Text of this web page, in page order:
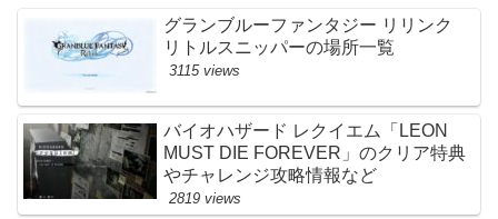
グランブルーファンタジー リリンク
リトルスニッパーの場所一覧
3115 views
バイオハザード レクイエム「LEON
MUST DIE FOREVER」のクリア特典
やチャレンジ攻略情報など
2819 views